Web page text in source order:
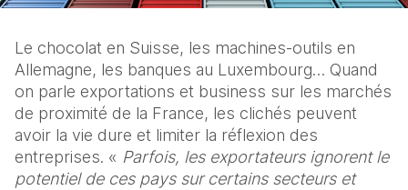
Le chocolat en Suisse, les machines-outils en
Allemagne, les banques au Luxembourg… Quand
on parle exportations et business sur les marchés
de proximité de la France, les clichés peuvent
avoir la vie dure et limiter la réflexion des
entreprises. « Parfois, les exportateurs ignorent le
potentiel de ces pays sur certains secteurs et